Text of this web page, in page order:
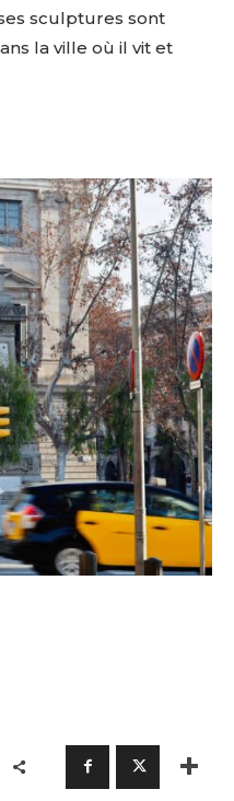
sculptures sont
la ville où il vit et